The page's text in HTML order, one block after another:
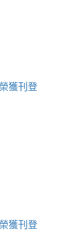
獲刊登
獲刊登